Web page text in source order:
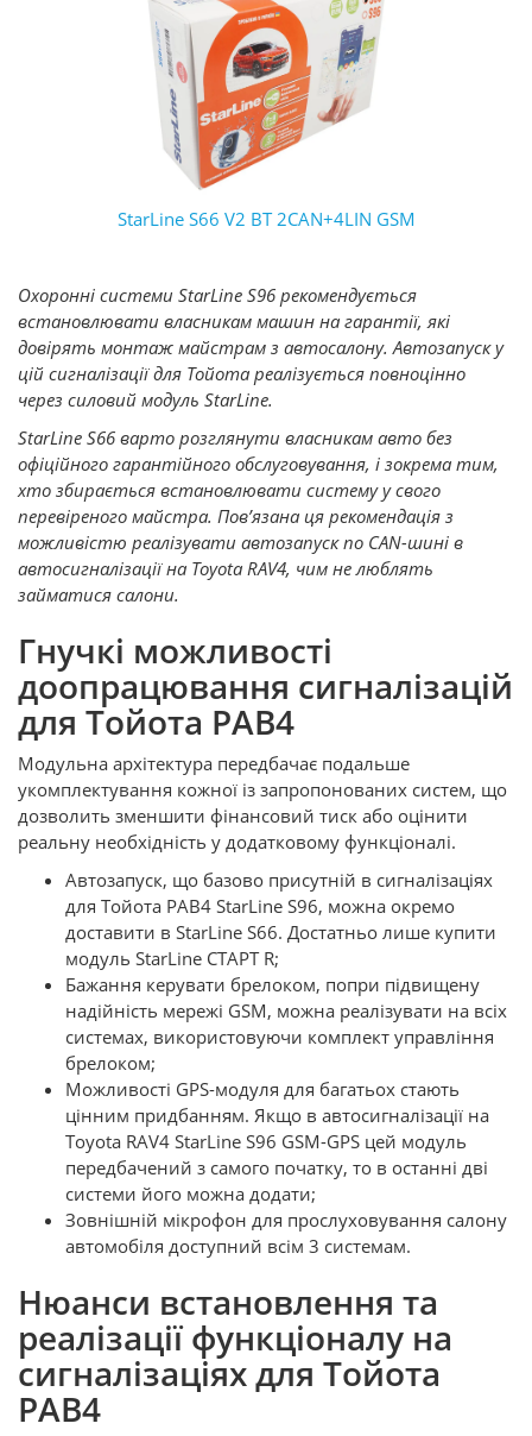
StarLine S66 V2 BT 2CAN+4LIN GSM
Охоронні системи StarLine S96 рекомендується
встановлювати власникам машин на гарантії, які
довірять монтаж майстрам з автосалону. Автозапуск у
цій сигналізації для Тойота реалізується повноцінно
через силовий модуль StarLine.
StarLine S66 варто розглянути власникам авто без
офіційного гарантійного обслуговування, і зокрема тим,
хто збирається встановлювати систему у свого
перевіреного майстра. Пов’язана ця рекомендація з
можливістю реалізувати автозапуск по CAN-шині в
автосигналізації на Toyota RAV4, чим не люблять
займатися салони.
Гнучкі можливості
доопрацювання сигналізацій
для Тойота РАВ4
Модульна архітектура передбачає подальше
укомплектування кожної із запропонованих систем, що
дозволить зменшити фінансовий тиск або оцінити
реальну необхідність у додатковому функціоналі.
Автозапуск, що базово присутній в сигналізаціях
для Тойота РАВ4 StarLine S96, можна окремо
доставити в StarLine S66. Достатньо лише купити
модуль StarLine СТАРТ R;
Бажання керувати брелоком, попри підвищену
надійність мережі GSM, можна реалізувати на всіх
системах, використовуючи комплект управління
брелоком;
Можливості GPS-модуля для багатьох стають
цінним придбанням. Якщо в автосигналізації на
Toyota RAV4 StarLine S96 GSM-GPS цей модуль
передбачений з самого початку, то в останні дві
системи його можна додати;
Зовнішній мікрофон для прослуховування салону
автомобіля доступний всім 3 системам.
Нюанси встановлення та
реалізації функціоналу на
сигналізаціях для Тойота
РАВ4